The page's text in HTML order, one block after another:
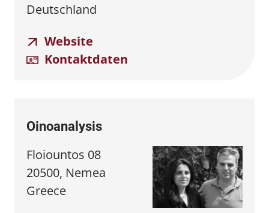
Deutschland
Website
Kontaktdaten
Oinoanalysis
Floiountos 08
20500, Nemea
Greece